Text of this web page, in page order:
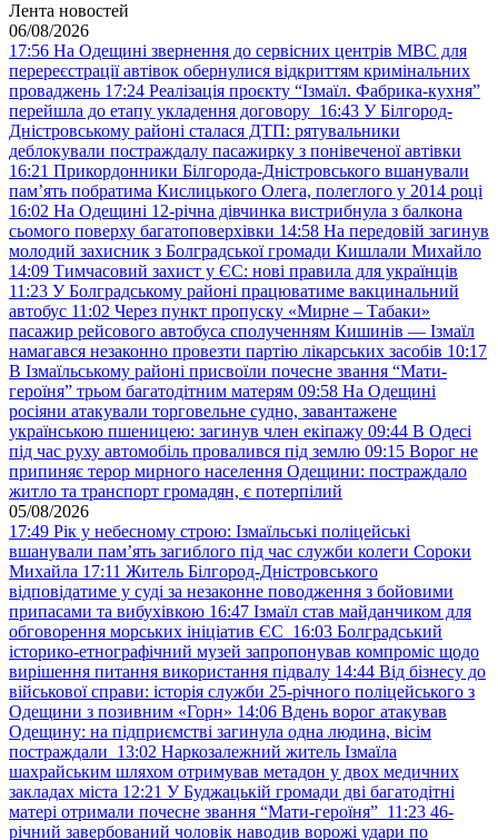
Лента новостей
06/08/2026
17:56 На Одещині звернення до сервісних центрів МВС для
перереєстрації автівок обернулися відкриттям кримінальних
проваджень 17:24 Реалізація проєкту “Ізмаїл. Фабрика-кухня”
перейшла до етапу укладення договору 16:43 У Білгород-
Дністровському районі сталася ДТП: рятувальники
деблокували постраждалу пасажирку з понівеченої автівки
16:21 Прикордонники Білгорода-Дністровського вшанували
пам’ять побратима Кислицького Олега, полеглого у 2014 році
16:02 На Одещині 12-річна дівчинка вистрибнула з балкона
сьомого поверху багатоповерхівки 14:58 На передовій загинув
молодий захисник з Болградської громади Кишлали Михайло
14:09 Тимчасовий захист у ЄС: нові правила для українців
11:23 У Болградському районі працюватиме вакцинальний
автобус 11:02 Через пункт пропуску «Мирне – Табаки»
пасажир рейсового автобуса сполученням Кишинів — Ізмаїл
намагався незаконно провезти партію лікарських засобів 10:17
В Ізмаїльському районі присвоїли почесне звання “Мати-
героїня” трьом багатодітним матерям 09:58 На Одещині
росіяни атакували торговельне судно, завантажене
українською пшеницею: загинув член екіпажу 09:44 В Одесі
під час руху автомобіль провалився під землю 09:15 Ворог не
припиняє терор мирного населення Одещини: постраждало
житло та транспорт громадян, є потерпілий
05/08/2026
17:49 Рік у небесному строю: Ізмаїльські поліцейські
вшанували пам’ять загиблого під час служби колеги Сороки
Михайла 17:11 Житель Білгород-Дністровського
відповідатиме у суді за незаконне поводження з бойовими
припасами та вибухівкою 16:47 Ізмаїл став майданчиком для
обговорення морських ініціатив ЄС 16:03 Болградський
історико-етнографічний музей запропонував компроміс щодо
вирішення питання використання підвалу 14:44 Від бізнесу до
військової справи: історія служби 25-річного поліцейського з
Одещини з позивним «Горн» 14:06 Вдень ворог атакував
Одещину: на підприємстві загинула одна людина, вісім
постраждали 13:02 Наркозалежний житель Ізмаїла
шахрайським шляхом отримував метадон у двох медичних
закладах міста 12:21 У Буджацькій громади дві багатодітні
матері отримали почесне звання “Мати-героїня” 11:23 46-
річний завербований чоловік наводив ворожі удари по